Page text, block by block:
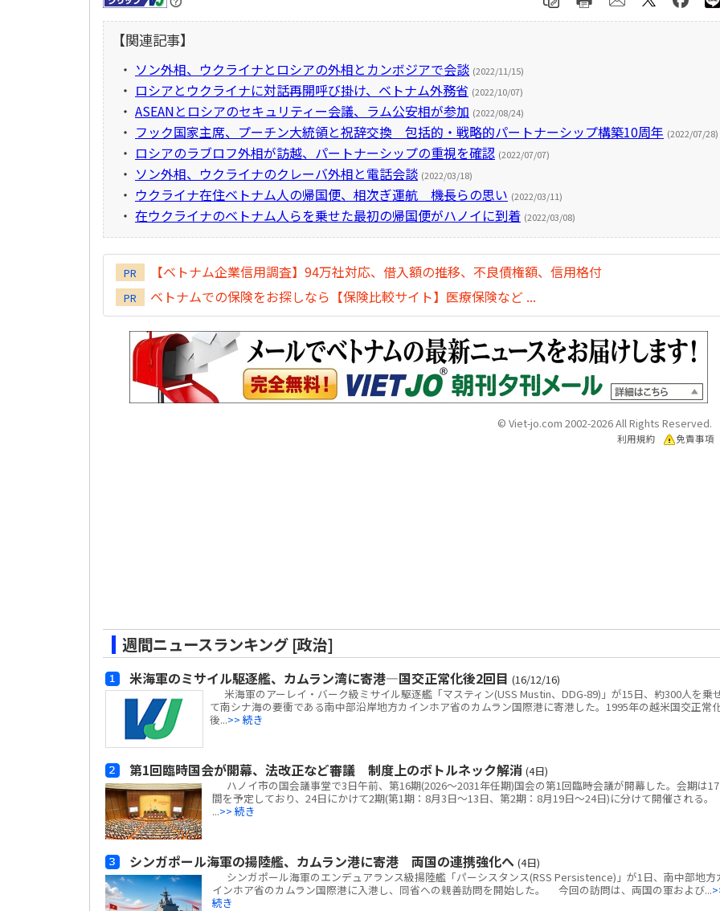
【関連記事】
・ ソン外相、ウクライナとロシアの外相とカンボジアで会談 (2022/11/15)
・ ロシアとウクライナに対話再開呼び掛け、ベトナム外務省 (2022/10/07)
・ ASEANとロシアのセキュリティー会議、ラム公安相が参加 (2022/08/24)
・ フック国家主席、プーチン大統領と祝辞交換 包括的・戦略的パートナーシップ構築10周年 (2022/07/28)
・ ロシアのラブロフ外相が訪越、パートナーシップの重視を確認 (2022/07/07)
・ ソン外相、ウクライナのクレーバ外相と電話会談 (2022/03/18)
・ ウクライナ在住ベトナム人の帰国便、相次ぎ運航 機長らの思い (2022/03/11)
・ 在ウクライナのベトナム人らを乗せた最初の帰国便がハノイに到着 (2022/03/08)
PR 【ベトナム企業信用調査】94万社対応、借入額の推移、不良債権額、信用格付
PR ベトナムでの保険をお探しなら【保険比較サイト】医療保険など ...
© Viet-jo.com 2002-2026 All Rights Reserved.
利用規約 免責事項
週間ニュースランキング [政治]
米海軍のミサイル駆逐艦、カムラン湾に寄港―国交正常化後2回目 (16/12/16)
米海軍のアーレイ・バーク級ミサイル駆逐艦「マスティン(USS Mustin、DDG-89)」が15日、約300人を乗
て南シナ海の要衝である南中部沿岸地方カインホア省のカムラン国際港に寄港した。1995年の越米国交正常
後...>> 続き
第1回臨時国会が開幕、法改正など審議 制度上のボトルネック解消 (4日)
ハノイ市の国会議事堂で3日午前、第16期(2026～2031年任期)国会の第1回臨時会議が開幕した。会期は
間を予定しており、24日にかけて2期(第1期：8月3日～13日、第2期：8月19日～24日)に分けて開催される。
...>> 続き
シンガポール海軍の揚陸艦、カムラン港に寄港 両国の連携強化へ (4日)
シンガポール海軍のエンデュアランス級揚陸艦「パーシスタンス(RSS Persistence)」が1日、南中部地方
インホア省のカムラン国際港に入港し、同省への親善訪問を開始した。 今回の訪問は、両国の軍および...
続き